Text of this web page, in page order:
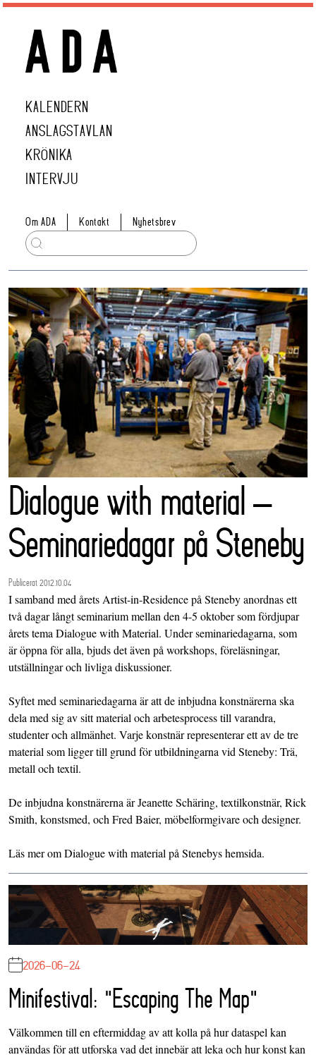
KALENDERN
ANSLAGSTAVLAN
KRÖNIKA
INTERVJU
Om ADA Kontakt Nyhetsbrev
Dialogue with material –
Seminariedagar på Steneby
Publicerat 2012.10.04
I samband med årets Artist-in-Residence på Steneby anordnas ett
två dagar långt seminarium mellan den 4-5 oktober som fördjupar
årets tema Dialogue with Material. Under seminariedagarna, som
är öppna för alla, bjuds det även på workshops, föreläsningar,
utställningar och livliga diskussioner.
Syftet med seminariedagarna är att de inbjudna konstnärerna ska
dela med sig av sitt material och arbetesprocess till varandra,
studenter och allmänhet. Varje konstnär representerar ett av de tre
material som ligger till grund för utbildningarna vid Steneby: Trä,
metall och textil.
De inbjudna konstnärerna är Jeanette Schäring, textilkonstnär, Rick
Smith, konstsmed, och Fred Baier, möbelformgivare och designer.
Läs mer om Dialogue with material på Stenebys hemsida.
2026-06-24
Minifestival: "Escaping The Map"
Välkommen till en eftermiddag av att kolla på hur dataspel kan
användas för att utforska vad det innebär att leka och hur konst kan